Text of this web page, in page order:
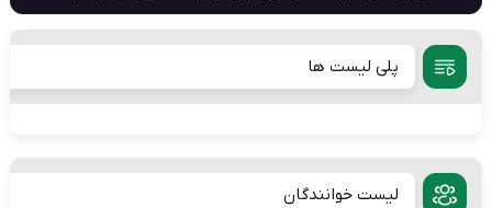
پلی لیست ها
لیست خوانندگان